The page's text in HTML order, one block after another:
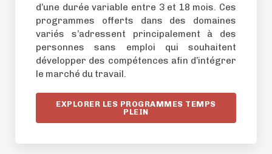
d’une durée variable entre 3 et 18 mois. Ces
programmes offerts dans des domaines
variés s’adressent principalement à des
personnes sans emploi qui souhaitent
développer des compétences afin d’intégrer
le marché du travail.
EXPLORER LES PROGRAMMES TEMPS
PLEIN